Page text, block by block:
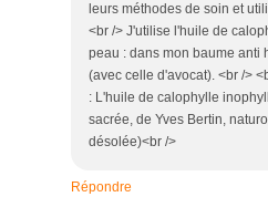
leurs méthodes de soin et
<br /> J'utilise l'huile de
peau : dans mon baume anti
(avec celle d'avocat). <br />
: L'huile de calophylle
sacrée, de Yves Bertin,
désolée)<br />
Répondre